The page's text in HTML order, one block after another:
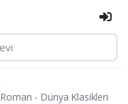
Roman - Dünya Klasikleri